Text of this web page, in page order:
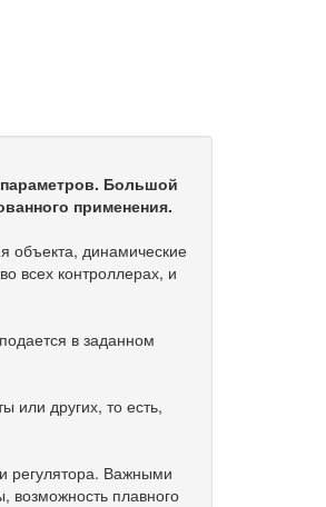
Большой
применения.
объекта, динамические
всех контроллерах, и
в заданном
или других, то есть,
регулятора. Важными
возможность плавного